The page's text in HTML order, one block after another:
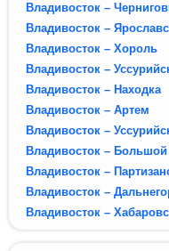
Владивосток –
Владивосток –
Владивосток – Хороль
Владивосток –
Владивосток – Находка
Владивосток – Артем
Владивосток –
Владивосток –
Владивосток –
Владивосток –
Владивосток –